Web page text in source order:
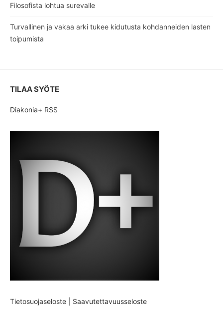
Filosofista lohtua surevalle
Turvallinen ja vakaa arki tukee kidutusta kohdanneiden lasten
toipumista
TILAA SYÖTE
Diakonia+ RSS
Tietosuojaseloste Saavutettavuusseloste